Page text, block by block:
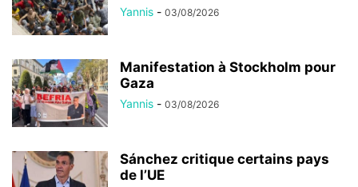
Yannis - 03/08/2026
Manifestation à Stockholm pour
Gaza
Yannis - 03/08/2026
Sánchez critique certains pays
de l’UE